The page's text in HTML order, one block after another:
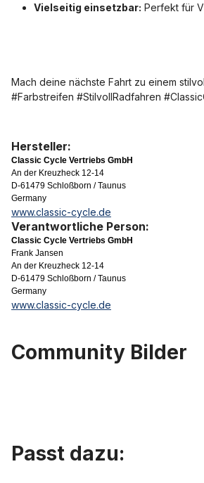
Vielseitig einsetzbar: Perfekt für
Mach deine nächste Fahrt zu einem
#Farbstreifen #StilvollRadfahren
Hersteller:
Classic Cycle Vertriebs GmbH
An der Kreuzheck 12-14
D-61479 Schloßborn / Taunus
Germany
www.classic-cycle.de
Verantwortliche Person:
Classic Cycle Vertriebs GmbH
Frank Jansen
An der Kreuzheck 12-14
D-61479 Schloßborn / Taunus
Germany
www.classic-cycle.de
Community Bilder
Passt dazu: